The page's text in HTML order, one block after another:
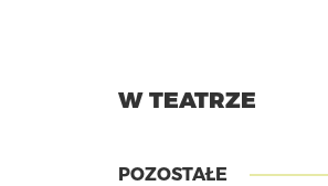
W TEATRZE
POZOSTAŁE